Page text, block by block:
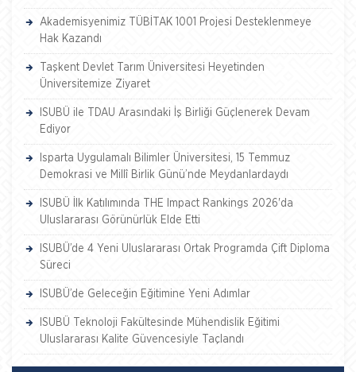
Akademisyenimiz TÜBİTAK 1001 Projesi Desteklenmeye
Hak Kazandı
Taşkent Devlet Tarım Üniversitesi Heyetinden
Üniversitemize Ziyaret
ISUBÜ ile TDAU Arasındaki İş Birliği Güçlenerek Devam
Ediyor
Isparta Uygulamalı Bilimler Üniversitesi, 15 Temmuz
Demokrasi ve Millî Birlik Günü’nde Meydanlardaydı
ISUBÜ İlk Katılımında THE Impact Rankings 2026'da
Uluslararası Görünürlük Elde Etti
ISUBÜ’de 4 Yeni Uluslararası Ortak Programda Çift Diploma
Süreci
ISUBÜ’de Geleceğin Eğitimine Yeni Adımlar
ISUBÜ Teknoloji Fakültesinde Mühendislik Eğitimi
Uluslararası Kalite Güvencesiyle Taçlandı